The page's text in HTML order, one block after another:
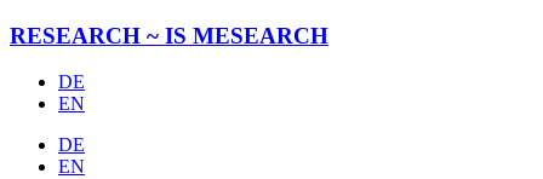
Zum
springen
RESEARCH ~ IS MESEARCH
DE
EN
DE
EN